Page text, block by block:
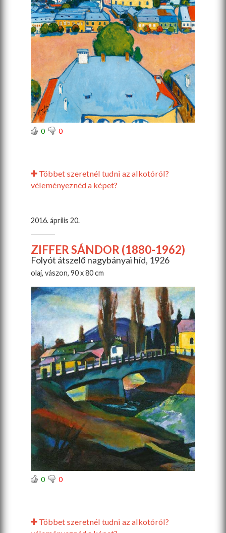
0 0
Többet szeretnél tudni az alkotóról?
véleményeznéd a képet?
2016. április 20.
ZIFFER SÁNDOR (1880-1962)
Folyót átszelő nagybányai híd, 1926
olaj, vászon, 90 x 80 cm
0 0
Többet szeretnél tudni az alkotóról?